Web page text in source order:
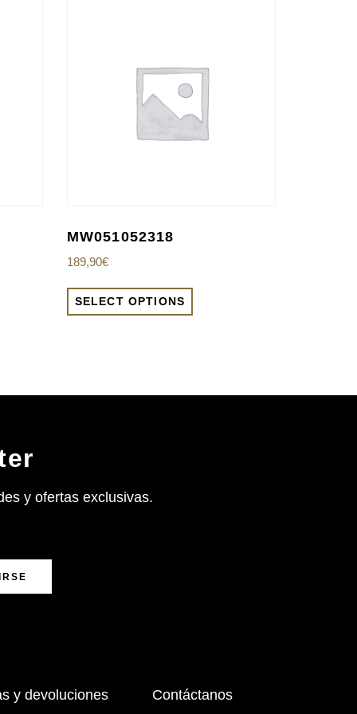
MW051052318
189,90€
SELECT OPTIONS
y ofertas exclusivas.
y devoluciones Contáctanos